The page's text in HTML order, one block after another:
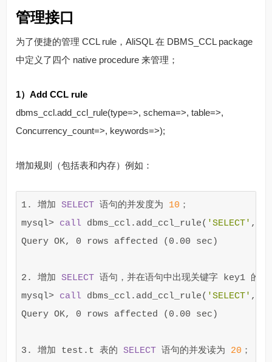
管理接口
为了便捷的管理 CCL rule，AliSQL 在 DBMS_CCL package
中定义了四个 native procedure 来管理；
1）Add CCL rule
dbms_ccl.add_ccl_rule(type=>, schema=>, table=>,
Concurrency_count=>, keywords=>);
增加规则（包括表和内存）例如：
1. 增加 SELECT 语句的并发度为 10 ；
mysql> call dbms_ccl. add_ccl_rule( 'SELECT' ,
Query OK, 0 rows affected ( 0 . 00 sec )
2 . 增加 SELECT 语句，并在语句中出现关键字 key1
的并
mysql> call dbms_ccl. add_ccl_rule( 'SELECT' ,
Query OK, 0 rows affected ( 0 . 00 sec )
3 . 增加 test . t 表的 SELECT 语句的并发读为 20 ；